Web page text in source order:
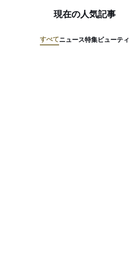
現在の人気記事
すべてニュース特集ビューティ